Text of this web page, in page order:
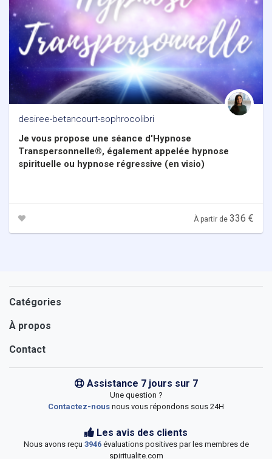
desiree-betancourt-sophrocolibri
Je vous propose une séance d'Hypnose
Transpersonnelle®, également appelée hypnose
spirituelle ou hypnose régressive (en visio)
À partir de 336 €
Catégories
À propos
Contact
Assistance 7 jours sur 7
Une question ?
Contactez-nous nous vous répondons sous 24H
Les avis des clients
Nous avons reçu 3946évaluations positives par les membres de
spiritualite.com